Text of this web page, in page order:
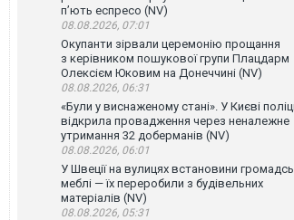
п’ють еспресо (NV)
08.08.2026, 07:01
Окупанти зірвали церемонію прощання
з керівником пошукової групи Плацдарм
Олексієм Юковим на Донеччині (NV)
08.08.2026, 06:31
«Були у виснаженому стані». У Києві
відкрила провадження через неналежне
утримання 32 доберманів (NV)
08.08.2026, 06:01
У Швеції на вулицях встановини
меблі — їх переробили з будівельних
матеріалів (NV)
08.08.2026, 05:31